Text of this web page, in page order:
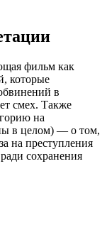
фильм как
которые
в
смех. Также
на
в целом) — о том,
на преступления
сохранения